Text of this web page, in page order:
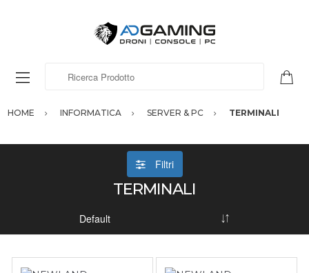
HOME INFORMATICA SERVER & PC TERMINALI
Filtri
TERMINALI